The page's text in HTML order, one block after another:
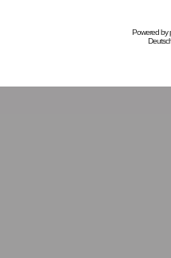
Powered by